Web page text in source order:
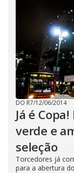
DO R7/12/06/2014
Já é
verde e
seleção
Torcedores já
para a abertura